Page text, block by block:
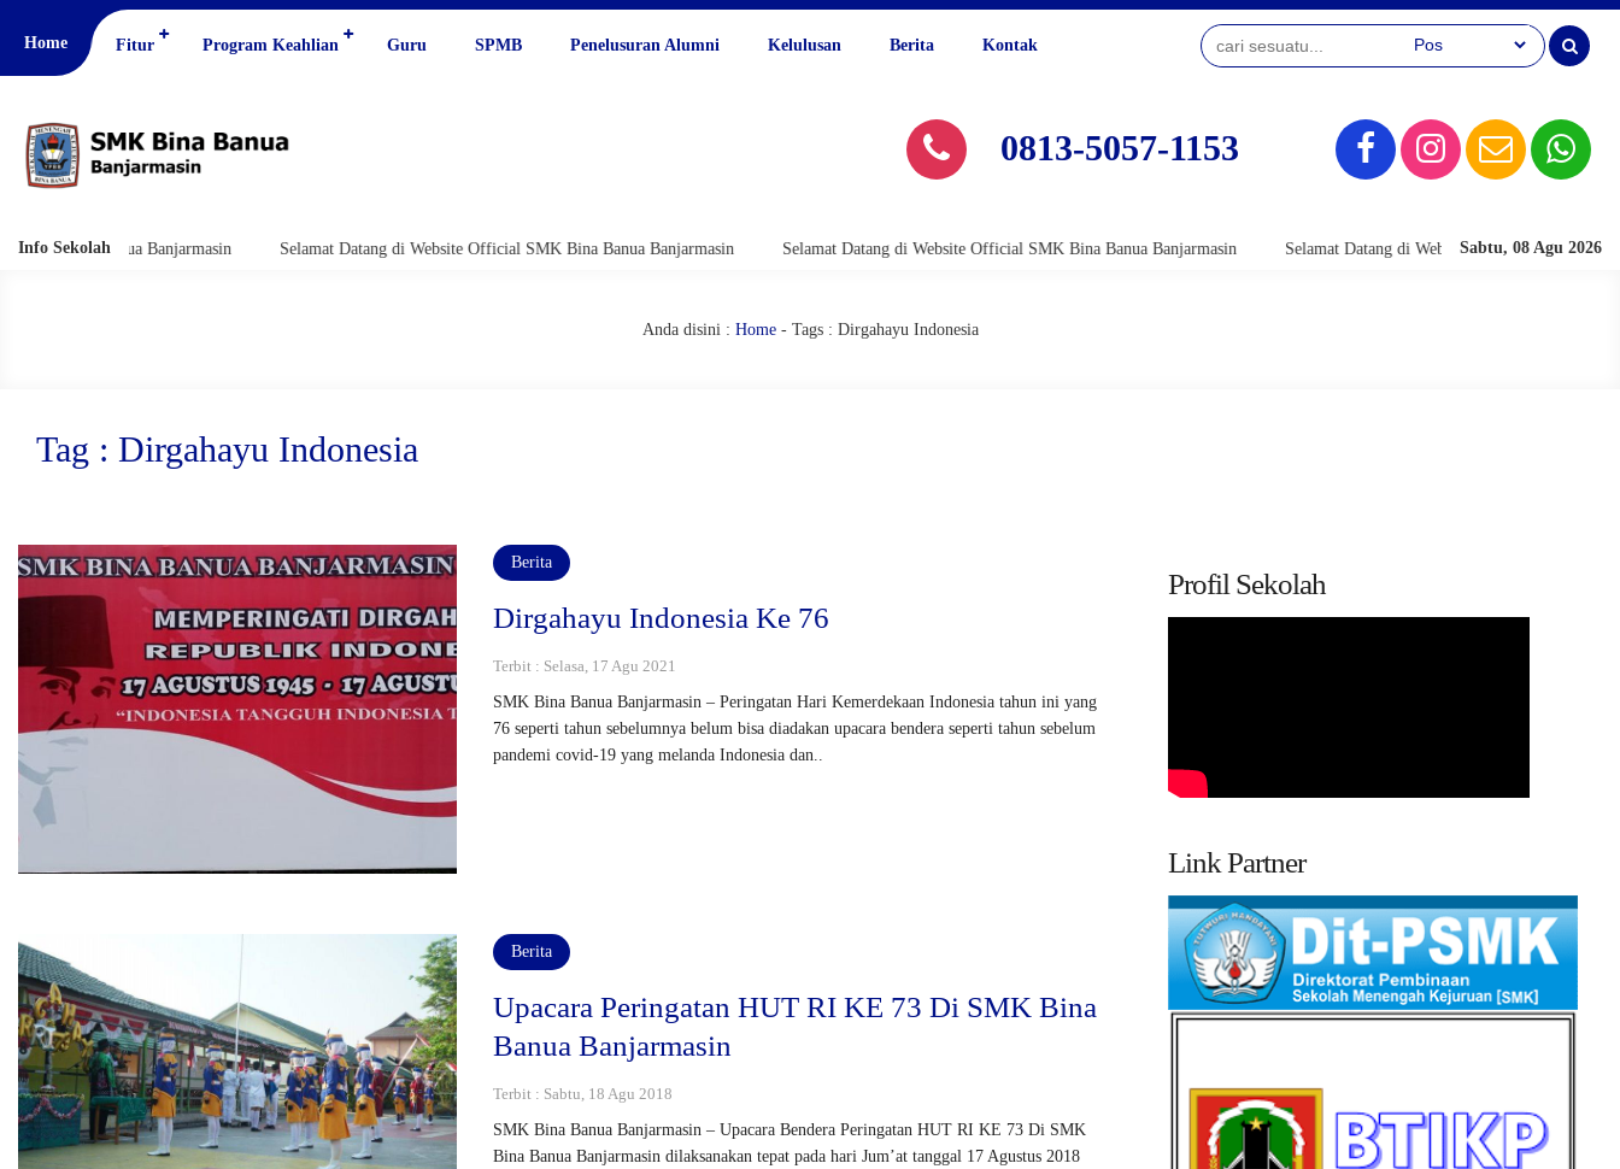
Home Fitur Program Keahlian Guru SPMB Penelusuran Alumni Kelulusan Berita Kontak
0813-5057-1153
Info Sekolah Sabtu, 08 Agu 2026
Banua Banjarmasin Selamat Datang di Website Official SMK Bina Banua Banjarmasin Selamat Datang di Website Official SMK Bina Banua Banjarmasin Selamat Datang di Website Official SMK Bina Banua
Anda disini : Home- Tags : Dirgahayu Indonesia
Tag : Dirgahayu Indonesia
Berita
Dirgahayu Indonesia Ke 76
Terbit : Selasa, 17 Agu 2021
SMK Bina Banua Banjarmasin – Peringatan Hari Kemerdekaan Indonesia tahun ini yang
76 seperti tahun sebelumnya belum bisa diadakan upacara bendera seperti tahun sebelum
pandemi covid-19 yang melanda Indonesia dan..
Berita
Upacara Peringatan HUT RI KE 73 Di SMK Bina
Banua Banjarmasin
Terbit : Sabtu, 18 Agu 2018
SMK Bina Banua Banjarmasin – Upacara Bendera Peringatan HUT RI KE 73 Di SMK
Bina Banua Banjarmasin dilaksanakan tepat pada hari Jum’at tanggal 17 Agustus 2018
Profil Sekolah
Link Partner